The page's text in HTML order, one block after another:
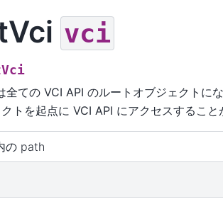
vci
全ての VCI API のルートオブジェクトにな
トを起点に VCI API にアクセスすること
の path